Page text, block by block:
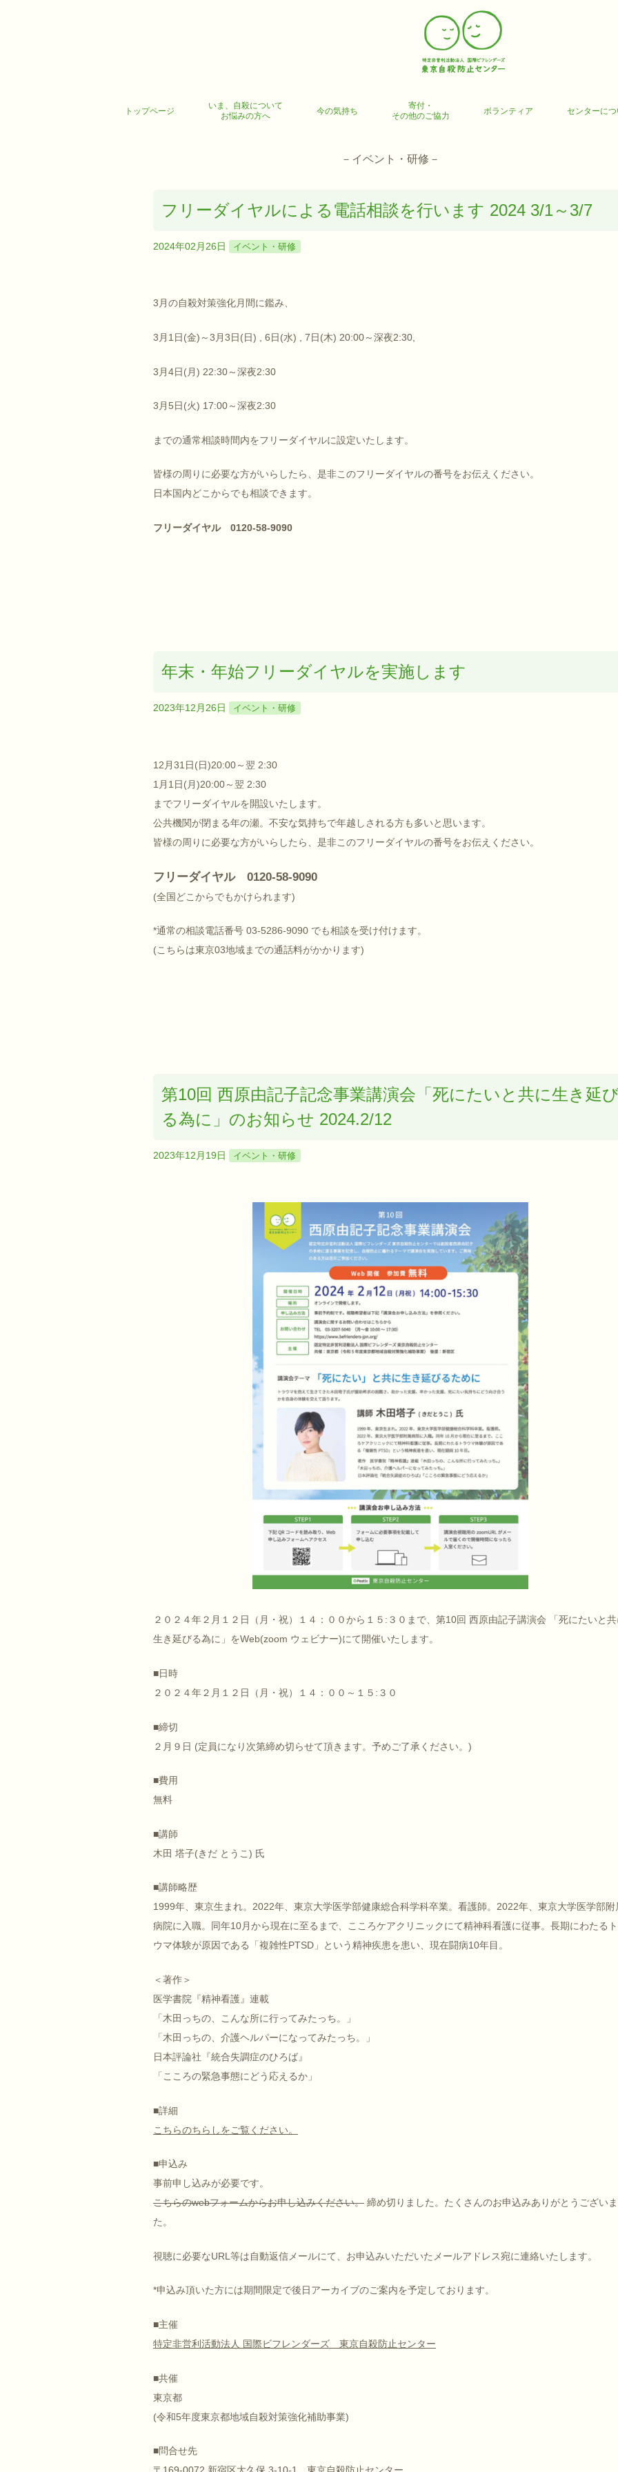
トップページ
いま、自殺について
お悩みの方へ
今の気持ち
寄付・
その他のご協力
ボランティア センターに
－イベント・研修－
フリーダイヤルによる電話相談を行います 2024 3/1～3/7
2024年02月26日 イベント・研修
3月の自殺対策強化月間に鑑み、
3月1日(金)～3月3日(日) , 6日(水) , 7日(木) 20:00～深夜2:30,
3月4日(月) 22:30～深夜2:30
3月5日(火) 17:00～深夜2:30
までの通常相談時間内をフリーダイヤルに設定いたします。
皆様の周りに必要な方がいらしたら、是非このフリーダイヤルの番号をお伝えください。
日本国内どこからでも相談できます。
フリーダイヤル 0120-58-9090
年末・年始フリーダイヤルを実施します
2023年12月26日 イベント・研修
12月31日(日)20:00～翌 2:30
1月1日(月)20:00～翌 2:30
までフリーダイヤルを開設いたします。
公共機関が閉まる年の瀬。不安な気持ちで年越しされる方も多いと思います。
皆様の周りに必要な方がいらしたら、是非このフリーダイヤルの番号をお伝えください。
フリーダイヤル 0120-58-9090
(全国どこからでもかけられます)
*通常の相談電話番号 03-5286-9090 でも相談を受け付けます。
(こちらは東京03地域までの通話料がかかります)
第10回 西原由記子記念事業講演会「死にたいと共に生き延
る為に」のお知らせ 2024.2/12
2023年12月19日 イベント・研修
２０２４年２月１２日（月・祝）１４：００から１５:３０まで、第10回 西原由記子講演会 「死にたいと
生き延びる為に」をWeb(zoom ウェビナー)にて開催いたします。
■日時
２０２４年２月１２日（月・祝）１４：００～１５:３０
■締切
２月９日 (定員になり次第締め切らせて頂きます。予めご了承ください。)
■費用
無料
■講師
木田 塔子(きだ とうこ) 氏
■講師略歴
1999年、東京生まれ。2022年、東京大学医学部健康総合科学科卒業。看護師。2022年、東京大学医学部附
病院に入職。同年10月から現在に至るまで、こころケアクリニックにて精神科看護に従事。長期にわたる
ウマ体験が原因である「複雑性PTSD」という精神疾患を患い、現在闘病10年目。
＜著作＞
医学書院『精神看護』連載
「木田っちの、こんな所に行ってみたっち。」
「木田っちの、介護ヘルパーになってみたっち。」
日本評論社『統合失調症のひろば』
「こころの緊急事態にどう応えるか」
■詳細
こちらのちらしをご覧ください。
■申込み
事前申し込みが必要です。
こちらのwebフォームからお申し込みください。 締め切りました。たくさんのお申込みありがとうござい
た。
視聴に必要なURL等は自動返信メールにて、お申込みいただいたメールアドレス宛に連絡いたします。
*申込み頂いた方には期間限定で後日アーカイブのご案内を予定しております。
■主催
特定非営利活動法人 国際ビフレンダーズ 東京自殺防止センター
■共催
東京都
(令和5年度東京都地域自殺対策強化補助事業)
■問合せ先